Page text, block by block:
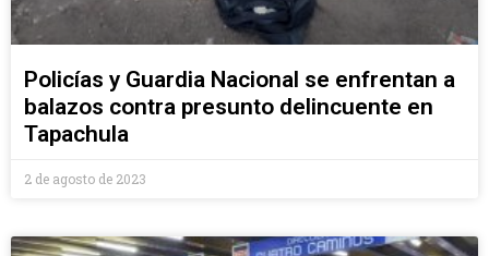
Policías y Guardia Nacional se enfrentan a
balazos contra presunto delincuente en
Tapachula
2 de agosto de 2023